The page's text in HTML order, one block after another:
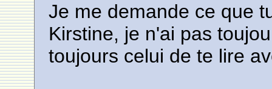
Je me demande ce que
Kirstine, je n'ai pas
toujours celui de te lire